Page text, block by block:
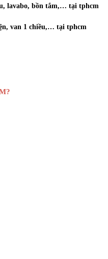
lavabo, bồn tắm,… tại tphcm
van 1 chiều,… tại tphcm